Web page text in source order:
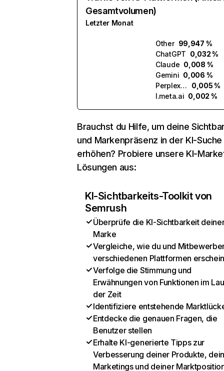
Gesamtvolumen)
Letzter Monat
Other 99,947 %
ChatGPT 0,032 %
Claude 0,008 %
Gemini 0,006 %
Perplexity
0,005 %
l.meta.ai 0,002 %
Brauchst du Hilfe, um deine
und Markenpräsenz in der KI-Suche
erhöhen? Probiere unsere KI-
Lösungen aus:
KI-Sichtbarkeits-Toolkit von
Semrush
Überprüfe die KI-Sichtbarkeit
Marke
Vergleiche, wie du und
verschiedenen Plattformen
Verfolge die Stimmung und
Erwähnungen von Funktionen im
der Zeit
Identifiziere entstehende
Entdecke die genauen Fragen, die
Benutzer stellen
Erhalte KI-generierte Tipps zur
Verbesserung deiner Produkte,
Marketings und deiner